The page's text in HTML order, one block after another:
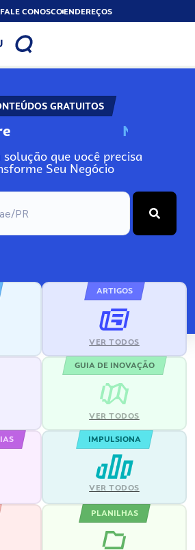
FALE CONOSCOENDEREÇOS
GRATUITOS
N
que você precisa
Seu Negócio
ARTIGOS
VER TODOS
GUIA DE INOVAÇÃO
VER TODOS
IMPULSIONA
VER TODOS
PLANILHAS